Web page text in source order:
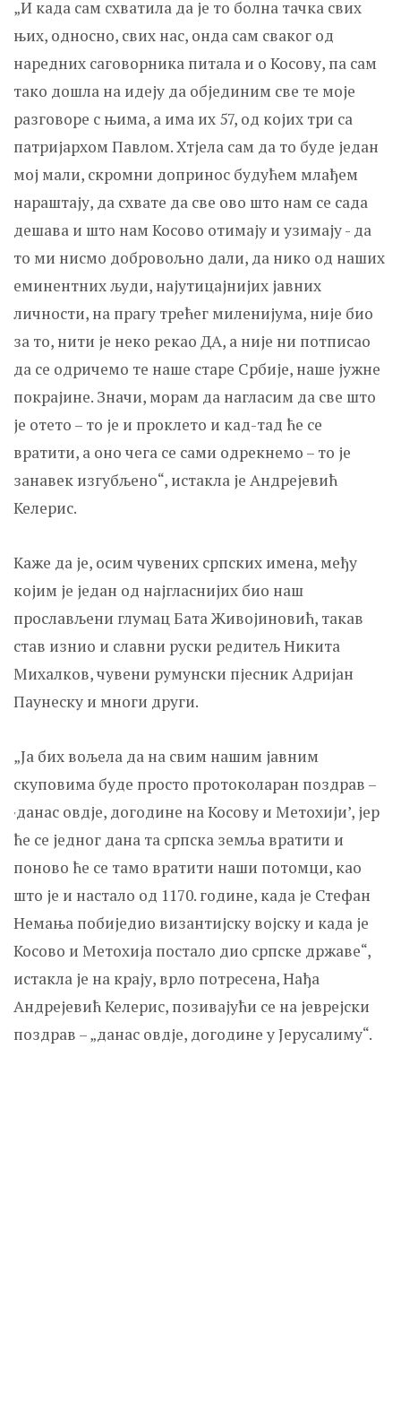
„И када сам схватила да је то болна тачка свих
њих, односно, свих нас, онда сам сваког од
наредних саговорника питала и о Косову, па сам
тако дошла на идеју да објединим све те моје
разговоре с њима, а има их 57, од којих три са
патријархом Павлом. Хтјела сам да то буде један
мој мали, скромни допринос будућем млађем
нараштају, да схвате да све ово што нам се сада
дешава и што нам Косово отимају и узимају - да
то ми нисмо добровољно дали, да нико од наших
еминентних људи, најутицајнијих јавних
личности, на прагу трећег миленијума, није био
за то, нити је неко рекао ДА, а није ни потписао
да се одричемо те наше старе Србије, наше јужне
покрајине. Значи, морам да нагласим да све што
је отето – то је и проклето и кад-тад ће се
вратити, а оно чега се сами одрекнемо – то је
занавек изгубљено“, истакла је Андрејевић
Келерис.
Каже да је, осим чувених српских имена, међу
којим је један од најгласнијих био наш
прослављени глумац Бата Живојиновић, такав
став изнио и славни руски редитељ Никита
Михалков, чувени румунски пјесник Адријан
Паунеску и многи други.
„Ја бих вољела да на свим нашим јавним
скуповима буде просто протоколаран поздрав –
­­­­­­­'данас овдје, догодине на Косову и Метохији­­­’, јер
ће се једног дана та српска земља вратити и
поново ће се тамо вратити наши потомци, као
што је и настало од 1170. године, када је Стефан
Немања побиједио византијску војску и када је
Косово и Метохија постало дио српске државе“,
истакла је на крају, врло потресена, Нађа
Андрејевић Келерис, позивајући се на јеврејски
поздрав – „данас овдје, догодине у Јерусалиму“.